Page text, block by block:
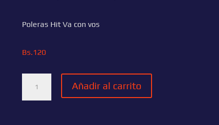
Poleras Hit Va con vos
Bs.120
Añadir al carrito